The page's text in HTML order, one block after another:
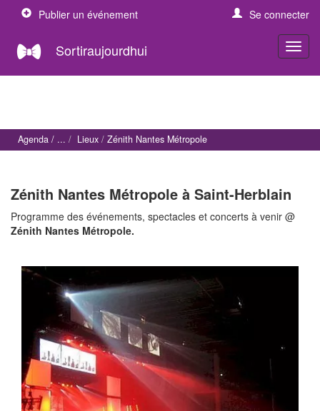
Publier un événement Se connecter
Sortiraujourdhui
Agenda Lieux Zénith Nantes Métropole
Zénith Nantes Métropole à Saint-Herblain
Programme des événements, spectacles et concerts à venir @
Zénith Nantes Métropole.